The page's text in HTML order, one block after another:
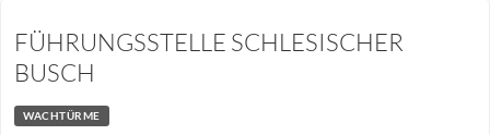
FÜHRUNGSSTELLE SCHLESISCHER
BUSCH
WACHTÜRME